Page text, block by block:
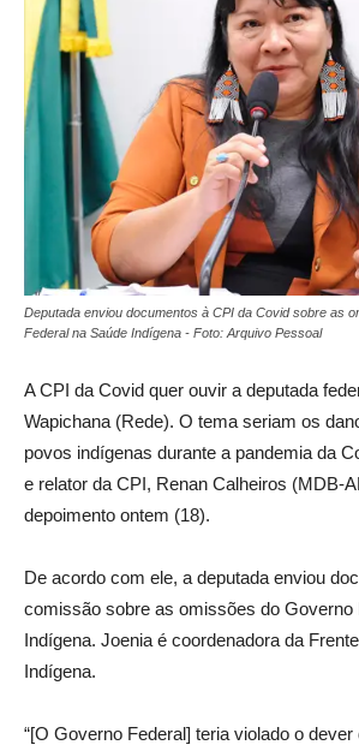
Deputada enviou documentos à CPI da Covid sobre as
Federal na Saúde Indígena - Foto: Arquivo Pessoal
A CPI da Covid quer ouvir a deputada
Wapichana (Rede). O tema seriam os
povos indígenas durante a pandemia da
e relator da CPI, Renan Calheiros (MDB-
depoimento ontem (18).
De acordo com ele, a deputada enviou
comissão sobre as omissões do Governo
Indígena. Joenia é coordenadora da
Indígena.
“[O Governo Federal] teria violado o